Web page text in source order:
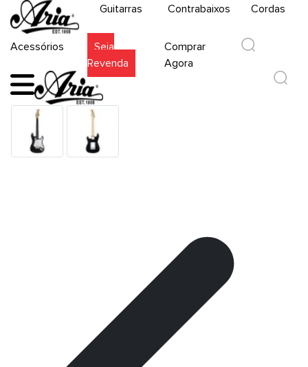
Guitarras Contrabaixos Cordas
Acessórios
Seja
Revenda
Comprar
Agora